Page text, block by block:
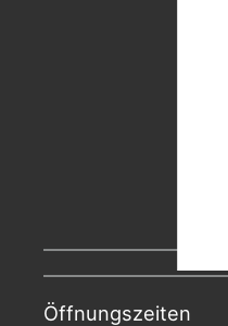
Öffnungszeiten